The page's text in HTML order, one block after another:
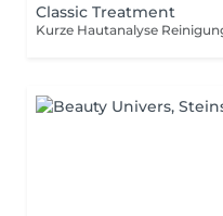
Classic Treatment